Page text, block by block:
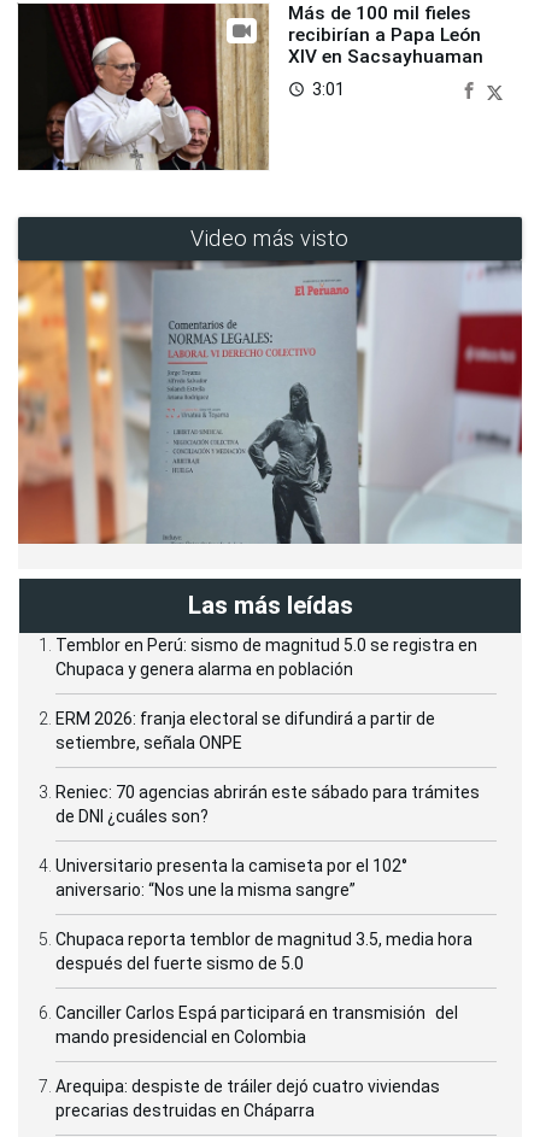
Más de 100 mil fieles
recibirían a Papa León
XIV en Sacsayhuaman
access_time 3:01
Video más visto
Las más leídas
Temblor en Perú: sismo de magnitud 5.0 se registra en
Chupaca y genera alarma en población
ERM 2026: franja electoral se difundirá a partir de
setiembre, señala ONPE
Reniec: 70 agencias abrirán este sábado para trámites
de DNI ¿cuáles son?
Universitario presenta la camiseta por el 102°
aniversario: “Nos une la misma sangre”
Chupaca reporta temblor de magnitud 3.5, media hora
después del fuerte sismo de 5.0
Canciller Carlos Espá participará en transmisión del
mando presidencial en Colombia
Arequipa: despiste de tráiler dejó cuatro viviendas
precarias destruidas en Cháparra